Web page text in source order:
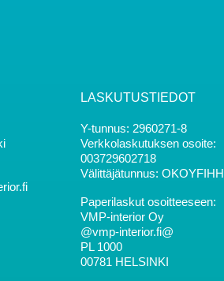
LASKUTUSTIEDOT
Y-tunnus: 2960271-8
Verkkolaskutuksen osoite:
003729602718
Välittäjätunnus: OKOYFIHH
Paperilaskut osoitteeseen:
VMP-interior Oy
@vmp-interior.fi@
PL 1000
00781 HELSINKI